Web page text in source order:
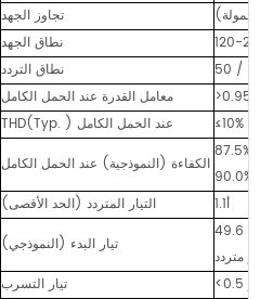
تجاوز الجهد
نطاق الجهد
نطاق التردد
معامل القدرة عند الحمل الكامل
>0.95
THD(Typ. ) عند الحمل الكامل
الكفاءة (النموذجية) عند الحمل الكامل
التيار المتردد (الحد الأقصى)
1.1أ
تيار البدء (النموذجي)
49.6 أمبير/136 ميكروثانية عند 50% من ذروة التيار 120 فولت تيار متردد، 96.0 أمبير/146 ميكروثانية عند
تيار التسرب